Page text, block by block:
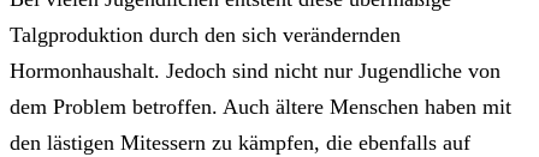
Talgproduktion durch den sich verändernden
Hormonhaushalt. Jedoch sind nicht nur Jugendliche von
dem Problem betroffen. Auch ältere Menschen haben mit
den lästigen Mitessern zu kämpfen, die ebenfalls auf